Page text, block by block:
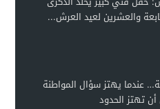
والعشرين لعيد العرش...
عندما يهتز سؤال المواطنة
تهتز الحدود